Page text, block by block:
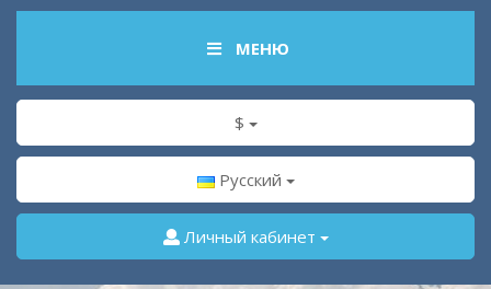
МЕНЮ
$
Русский
Личный кабинет